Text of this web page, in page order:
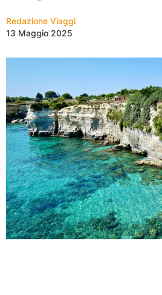
Redazione Viaggi
13 Maggio 2025